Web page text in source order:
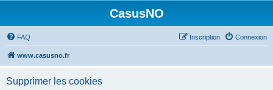
CasusNO
FAQ Connexion
Inscription
www.casusno.fr
Supprimer les cookies